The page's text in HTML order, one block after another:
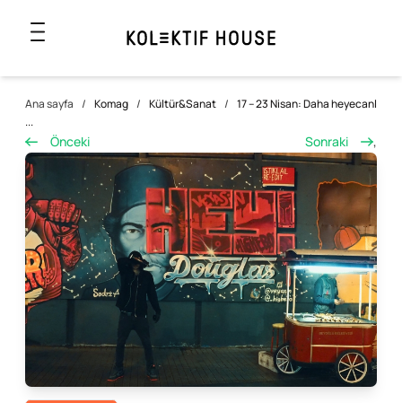
Ana sayfa / Komag / Kültür&Sanat / 17 – 23 Nisan: Daha heyecanl
...
Önceki Sonraki ,